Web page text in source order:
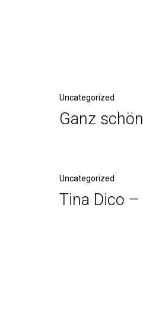
Uncategorized
Ganz
Uncategorized
Tina Dico –